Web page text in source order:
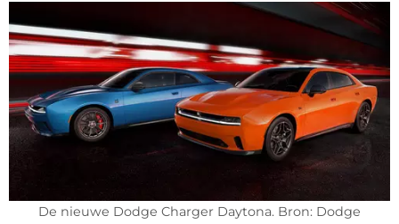
De nieuwe Dodge Charger Daytona. Bron: Dodge